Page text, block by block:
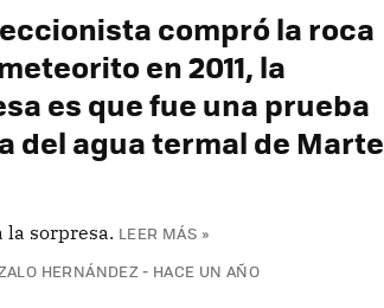
compró la roca
en 2011, la
es que fue una prueba
del agua termal de Marte
la sorpresa. LEER MÁS »
HERNÁNDEZ HACE UN AÑO